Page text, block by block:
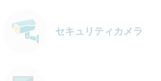
セキュリティカメラ